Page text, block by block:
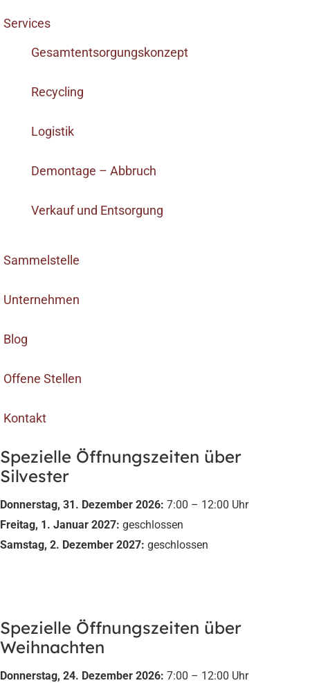
Services
Gesamtentsorgungskonzept
Recycling
Logistik
Demontage – Abbruch
Verkauf und Entsorgung
Sammelstelle
Unternehmen
Blog
Offene Stellen
Kontakt
Spezielle Öffnungszeiten über
Silvester
Donnerstag, 31. Dezember 2026: 7:00 – 12:00 Uhr
Freitag, 1. Januar 2027: geschlossen
Samstag, 2. Dezember 2027: geschlossen
Spezielle Öffnungszeiten über
Weihnachten
Donnerstag, 24. Dezember 2026: 7:00 – 12:00 Uhr